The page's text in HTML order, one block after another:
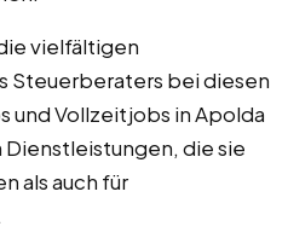
vielfältigen
Steuerberaters bei diesen
und Vollzeitjobs in Apolda
die sie
als auch für